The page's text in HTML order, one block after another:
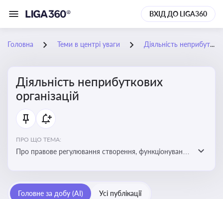
ВХІД ДО LIGA360
Головна Теми в центрі уваги Діяльність неприбуткових організацій
Діяльність неприбуткових
організацій
ПРО ЩО ТЕМА:
Про правове регулювання створення, функціонування
Головне за добу (AI) Усі публікації